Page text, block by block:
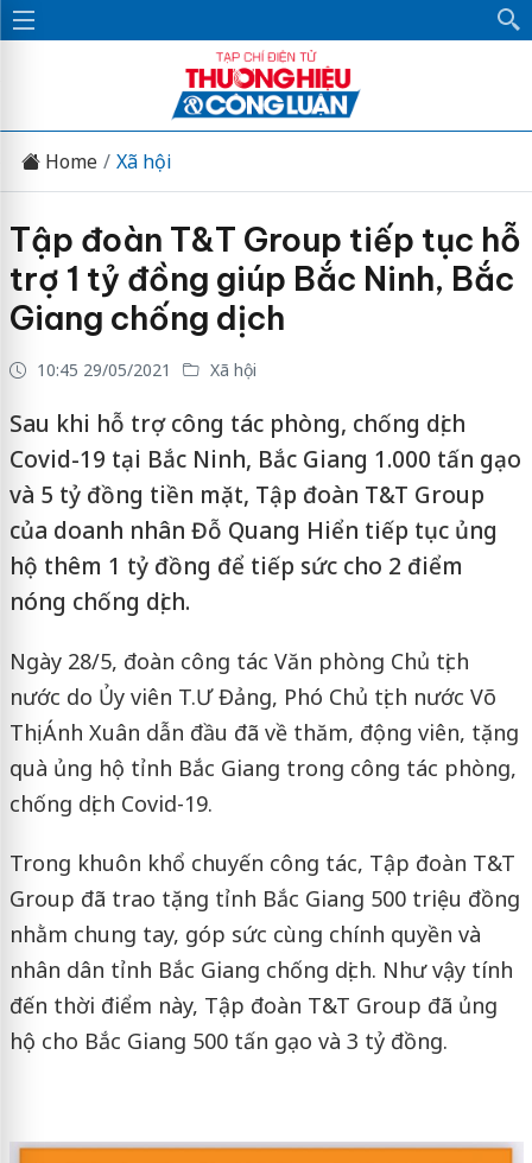
Home Xã hội
Tập đoàn T&T Group tiếp tục hỗ
trợ 1 tỷ đồng giúp Bắc Ninh, Bắc
Giang chống dịch
10:45 29/05/2021 Xã hội
Sau khi hỗ trợ công tác phòng, chống dịch
Covid-19 tại Bắc Ninh, Bắc Giang 1.000 tấn gạo
và 5 tỷ đồng tiền mặt, Tập đoàn T&T Group
của doanh nhân Đỗ Quang Hiển tiếp tục ủng
hộ thêm 1 tỷ đồng để tiếp sức cho 2 điểm
nóng chống dịch.
Ngày 28/5, đoàn công tác Văn phòng Chủ tịch
nước do Ủy viên T.Ư Đảng, Phó Chủ tịch nước Võ
Thị Ánh Xuân dẫn đầu đã về thăm, động viên, tặng
quà ủng hộ tỉnh Bắc Giang trong công tác phòng,
chống dịch Covid-19.
Trong khuôn khổ chuyến công tác, Tập đoàn T&T
Group đã trao tặng tỉnh Bắc Giang 500 triệu đồng
nhằm chung tay, góp sức cùng chính quyền và
nhân dân tỉnh Bắc Giang chống dịch. Như vậy tính
đến thời điểm này, Tập đoàn T&T Group đã ủng
hộ cho Bắc Giang 500 tấn gạo và 3 tỷ đồng.